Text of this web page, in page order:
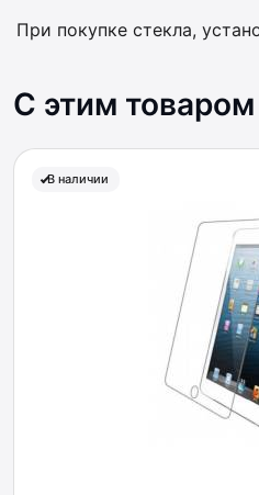
При покупке стекла,
С этим
В наличии